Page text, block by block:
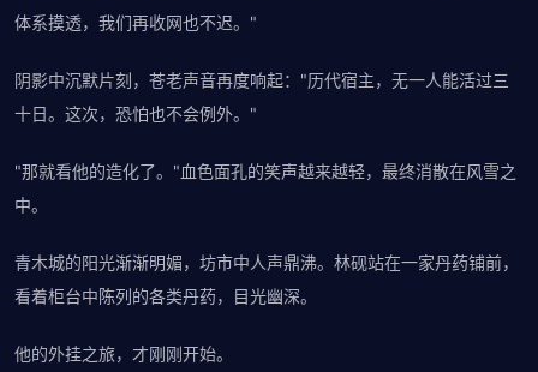
体系摸透，我们再收网也不迟。"
阴影中沉默片刻，苍老声音再度响起："历代宿主，无一人能活过三
十日。这次，恐怕也不会例外。"
"那就看他的造化了。"血色面孔的笑声越来越轻，最终消散在风雪之
中。
青木城的阳光渐渐明媚，坊市中人声鼎沸。林砚站在一家丹药铺前，
看着柜台中陈列的各类丹药，目光幽深。
他的外挂之旅，才刚刚开始。